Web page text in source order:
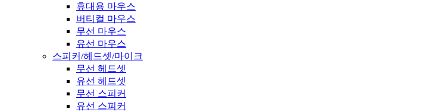
휴대용 마우스
버티컬 마우스
무선 마우스
유선 마우스
스피커/헤드셋/마이크
무선 헤드셋
유선 헤드셋
무선 스피커
유선 스피커